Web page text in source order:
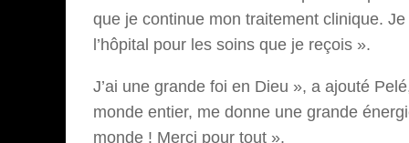
que je continue mon traitement clinique.
l’hôpital pour les soins que je reçois ».
J’ai une grande foi en Dieu », a ajouté
monde entier, me donne une grande
monde ! Merci pour tout ».